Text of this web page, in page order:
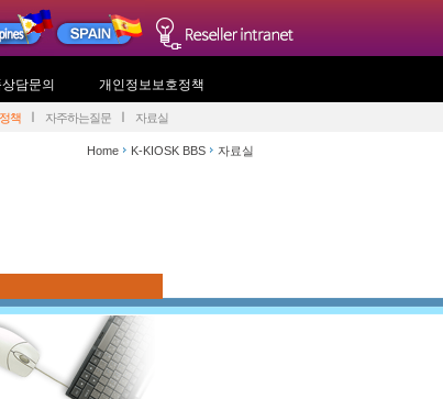
담문의 개인정보보호정책
책 자주하는질문 자료실
Home K-KIOSK BBS 자료실